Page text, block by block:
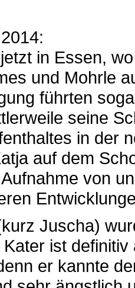
in Essen,
und Mohrle
führten
seine
in der
auf dem
von
Juscha)
ist
er kannte